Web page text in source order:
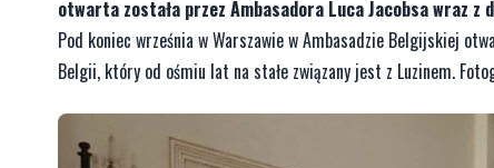
otwarta została przez Ambasadora Luca Jacobsa wraz
Pod koniec września w Warszawie w Ambasadzie Belgijskiej
Belgii, który od ośmiu lat na stałe związany jest z Luzinem.